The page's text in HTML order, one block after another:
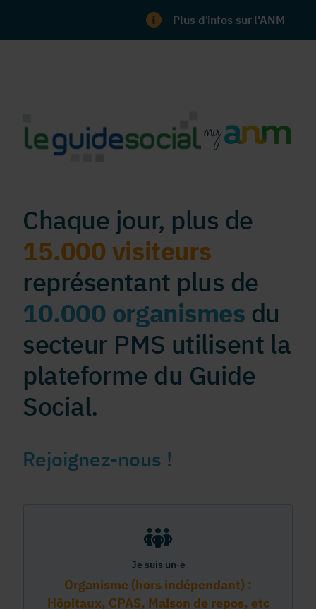
Plus d'infos sur l'ANM
Chaque jour, plus de
15.000 visiteurs
représentant plus de
10.000 organismes du
secteur PMS utilisent la
plateforme du Guide
Social.
Rejoignez-nous !
Je suis un·e
Organisme (hors indépendant) :
Hôpitaux, CPAS, Maison de repos, etc